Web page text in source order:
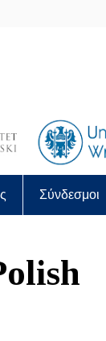
Σύνδεσμοι